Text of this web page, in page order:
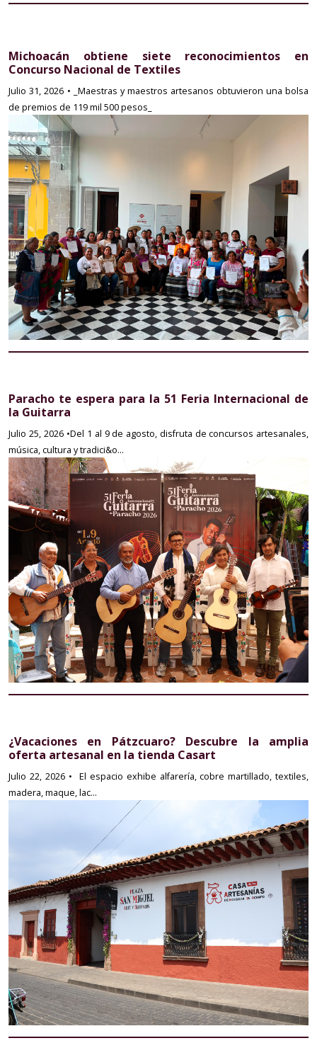
Michoacán obtiene siete reconocimientos en
Concurso Nacional de Textiles
Julio 31, 2026 • _Maestras y maestros artesanos obtuvieron una bolsa
de premios de 119 mil 500 pesos_
Paracho te espera para la 51 Feria Internacional de
la Guitarra
Julio 25, 2026 •Del 1 al 9 de agosto, disfruta de concursos artesanales,
música, cultura y tradici&o...
¿Vacaciones en Pátzcuaro? Descubre la amplia
oferta artesanal en la tienda Casart
Julio 22, 2026 •⁠ ⁠El espacio exhibe alfarería, cobre martillado, textiles,
madera, maque, lac...